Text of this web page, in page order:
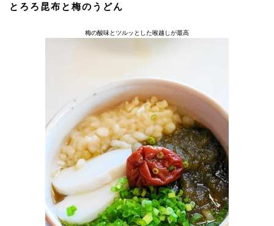
とろろ昆布と梅のうどん
梅の酸味とツルッとした喉越しが最高